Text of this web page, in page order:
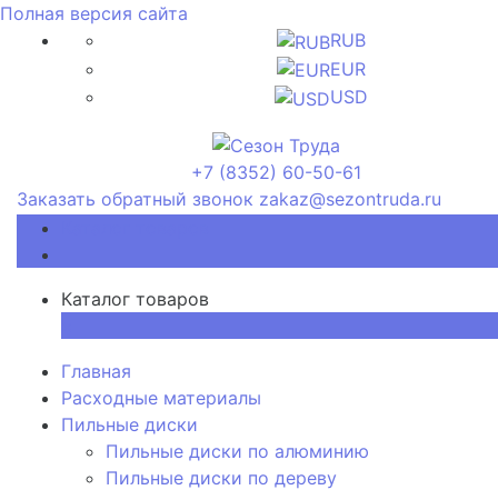
Полная версия сайта
RUB
EUR
USD
+7 (8352) 60-50-61
Заказать обратный звонок zakaz@sezontruda.ru
Каталог товаров
Главная
Расходные материалы
Пильные диски
Пильные диски по алюминию
Пильные диски по дереву